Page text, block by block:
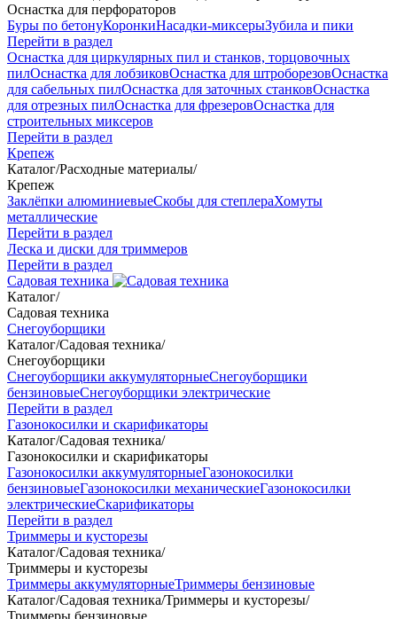
Оснастка для перфораторов
Буры по бетонуКоронкиНасадки-миксерыЗубила и пики
Перейти в раздел
Оснастка для циркулярных пил и станков, торцовочных
пилОснастка для лобзиковОснастка для штроборезовОснастка
для сабельных пилОснастка для заточных станковОснастка
для отрезных пилОснастка для фрезеровОснастка для
строительных миксеров
Перейти в раздел
Крепеж
Каталог/Расходные материалы/
Крепеж
Заклёпки алюминиевыеСкобы для степлераХомуты
металлические
Перейти в раздел
Леска и диски для триммеров
Перейти в раздел
Садовая техника
Каталог/
Садовая техника
Снегоуборщики
Каталог/Садовая техника/
Снегоуборщики
Снегоуборщики аккумуляторныеСнегоуборщики
бензиновыеСнегоуборщики электрические
Перейти в раздел
Газонокосилки и скарификаторы
Каталог/Садовая техника/
Газонокосилки и скарификаторы
Газонокосилки аккумуляторныеГазонокосилки
бензиновыеГазонокосилки механическиеГазонокосилки
электрическиеСкарификаторы
Перейти в раздел
Триммеры и кусторезы
Каталог/Садовая техника/
Триммеры и кусторезы
Триммеры аккумуляторныеТриммеры бензиновые
Каталог/Садовая техника/Триммеры и кусторезы/
Триммеры бензиновые